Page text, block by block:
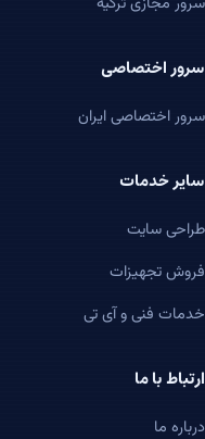
سرور اختصاصی
سرور اختصاصی ایران
سایر خدمات
طراحی سایت
فروش تجهیزات
خدمات فنی و آی تی
ارتباط با ما
درباره ما